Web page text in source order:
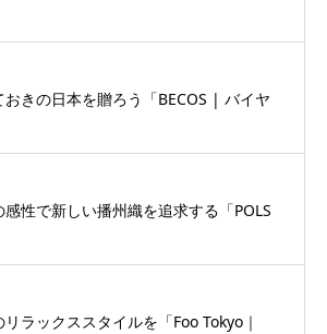
おきの日本を贈ろう「BECOS | バイヤ
感性で新しい播州織を追求する「POLS
リラックススタイルを「Foo Tokyo｜